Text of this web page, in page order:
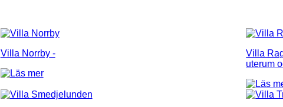
Villa Norrby-
Villa
uterum